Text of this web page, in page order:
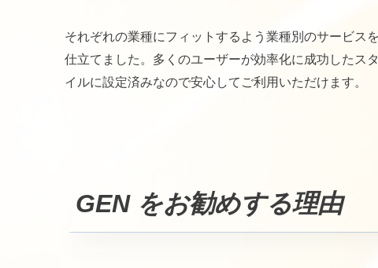
それぞれの業種にフィットするよう業種別のサービスを
仕立てました。多くのユーザーが効率化に成功したスタ
イルに設定済みなので安心してご利用いただけます。
GEN をお勧めする理由